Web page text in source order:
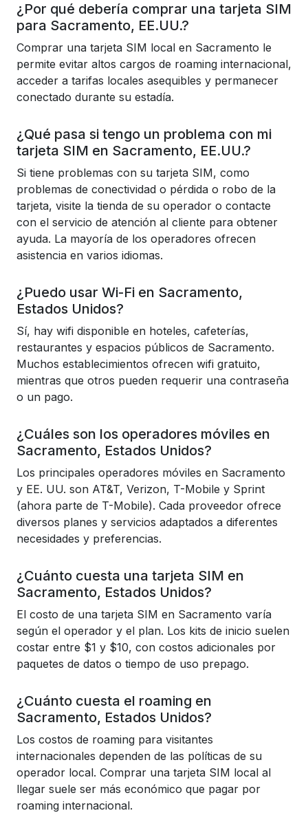
¿Por qué debería comprar una tarjeta SIM
para Sacramento, EE.UU.?
Comprar una tarjeta SIM local en Sacramento le
permite evitar altos cargos de roaming internacional,
acceder a tarifas locales asequibles y permanecer
conectado durante su estadía.
¿Qué pasa si tengo un problema con mi
tarjeta SIM en Sacramento, EE.UU.?
Si tiene problemas con su tarjeta SIM, como
problemas de conectividad o pérdida o robo de la
tarjeta, visite la tienda de su operador o contacte
con el servicio de atención al cliente para obtener
ayuda. La mayoría de los operadores ofrecen
asistencia en varios idiomas.
¿Puedo usar Wi-Fi en Sacramento,
Estados Unidos?
Sí, hay wifi disponible en hoteles, cafeterías,
restaurantes y espacios públicos de Sacramento.
Muchos establecimientos ofrecen wifi gratuito,
mientras que otros pueden requerir una contraseña
o un pago.
¿Cuáles son los operadores móviles en
Sacramento, Estados Unidos?
Los principales operadores móviles en Sacramento
y EE. UU. son AT&T, Verizon, T-Mobile y Sprint
(ahora parte de T-Mobile). Cada proveedor ofrece
diversos planes y servicios adaptados a diferentes
necesidades y preferencias.
¿Cuánto cuesta una tarjeta SIM en
Sacramento, Estados Unidos?
El costo de una tarjeta SIM en Sacramento varía
según el operador y el plan. Los kits de inicio suelen
costar entre $1 y $10, con costos adicionales por
paquetes de datos o tiempo de uso prepago.
¿Cuánto cuesta el roaming en
Sacramento, Estados Unidos?
Los costos de roaming para visitantes
internacionales dependen de las políticas de su
operador local. Comprar una tarjeta SIM local al
llegar suele ser más económico que pagar por
roaming internacional.